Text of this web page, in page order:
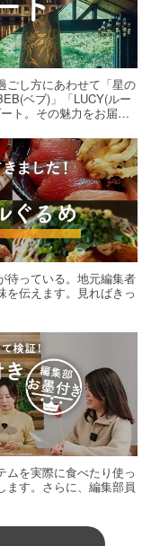
ごし方にあわせて「星の
ベブ)」「LUCY(ルー
ト。その魅力をお届け
待っている。地元編集者
を伝えます。見ればきっ
ムを実際に食べたり使っ
ます。さらに、編集部員